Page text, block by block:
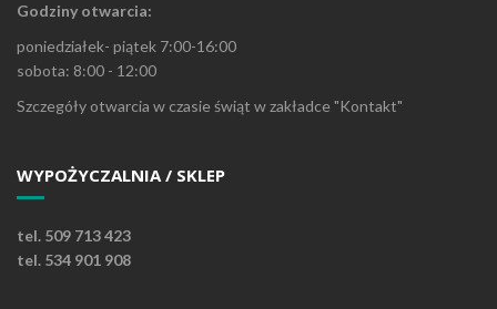
Godziny otwarcia:
poniedziałek- piątek 7:00-16:00
sobota: 8:00 - 12:00
Szczegóły otwarcia w czasie świąt w zakładce "Kontakt"
WYPOŻYCZALNIA / SKLEP
tel. 509 713 423
tel. 534 901 908